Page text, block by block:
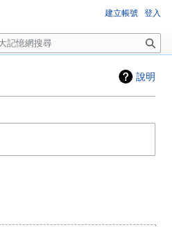
說明
建立帳號 登入